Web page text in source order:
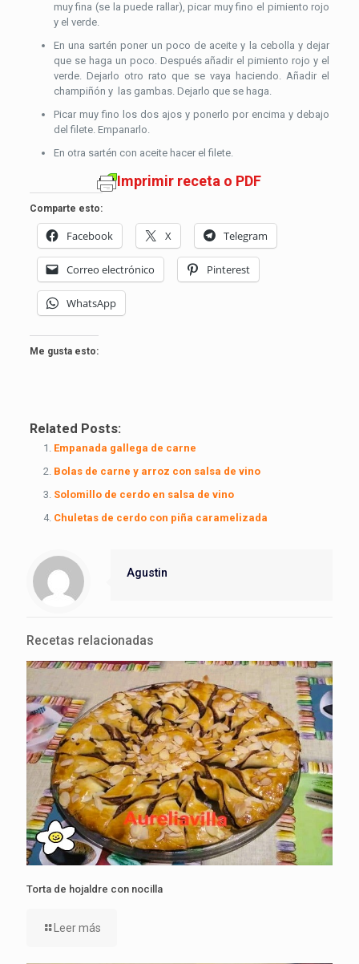
muy fina (se la puede rallar), picar muy fino el pimiento rojo
y el verde.
En una sartén poner un poco de aceite y la cebolla y dejar
que se haga un poco. Después añadir el pimiento rojo y el
verde. Dejarlo otro rato que se vaya haciendo. Añadir el
champiñón y las gambas. Dejarlo que se haga.
Picar muy fino los dos ajos y ponerlo por encima y debajo
del filete. Empanarlo.
En otra sartén con aceite hacer el filete.
Imprimir receta o PDF
Comparte esto:
Facebook X Telegram
Correo electrónico Pinterest
WhatsApp
Me gusta esto:
Related Posts:
Empanada gallega de carne
Bolas de carne y arroz con salsa de vino
Solomillo de cerdo en salsa de vino
Chuletas de cerdo con piña caramelizada
Agustin
Recetas relacionadas
Torta de hojaldre con nocilla
Leer más